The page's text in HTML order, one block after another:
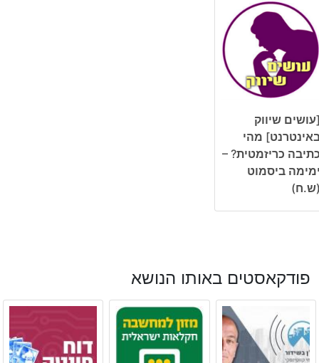
שיווק
מהי
כריזמטית? –
ביסמוט
פודקאסטים באותו הנושא